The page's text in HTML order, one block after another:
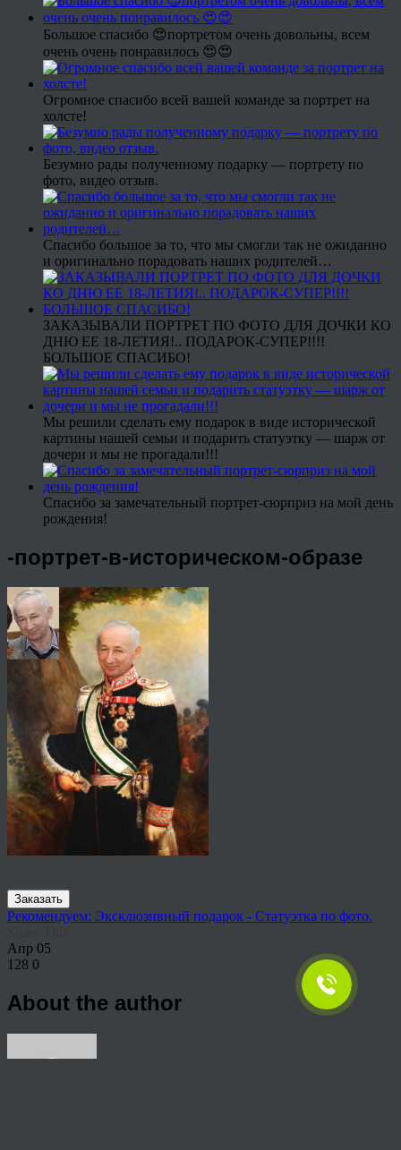
Большое спасибо 😍портретом очень довольны, всем
очень очень понравилось 😍😍
Огромное спасибо всей вашей команде за портрет на
холсте!
Безумно рады полученному подарку — портрету по
фото, видео отзыв.
Спасибо большое за то, что мы смогли так не ожиданно
и оригинально порадовать наших родителей…
ЗАКАЗЫВАЛИ ПОРТРЕТ ПО ФОТО ДЛЯ ДОЧКИ КО
ДНЮ ЕЕ 18-ЛЕТИЯ!.. ПОДАРОК-СУПЕР!!!!
БОЛЬШОЕ СПАСИБО!
Мы решили сделать ему подарок в виде исторической
картины нашей семьи и подарить статуэтку — шарж от
дочери и мы не прогадали!!!
Спасибо за замечательный портрет-сюрприз на мой день
рождения!
-портрет-в-историческом-образе
Заказать
Рекомендуем: Эксклюзивный подарок - Статуэтка по фото.
Апр 05
128 0
About the author